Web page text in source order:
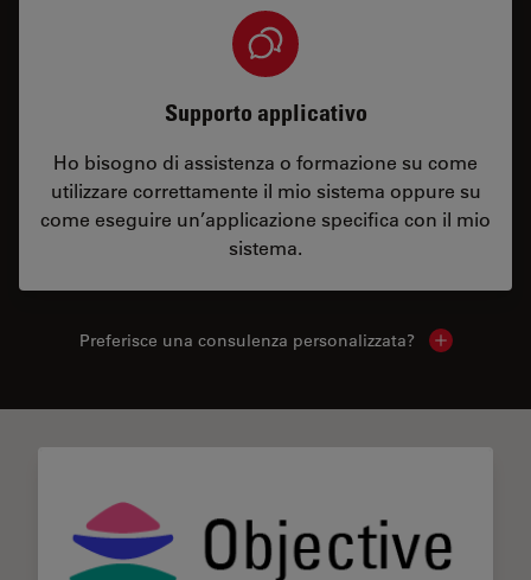
Supporto applicativo
Ho bisogno di assistenza o formazione su come
utilizzare correttamente il mio sistema oppure su
come eseguire un’applicazione specifica con il mio
sistema.
Preferisce una consulenza personalizzata? Show local